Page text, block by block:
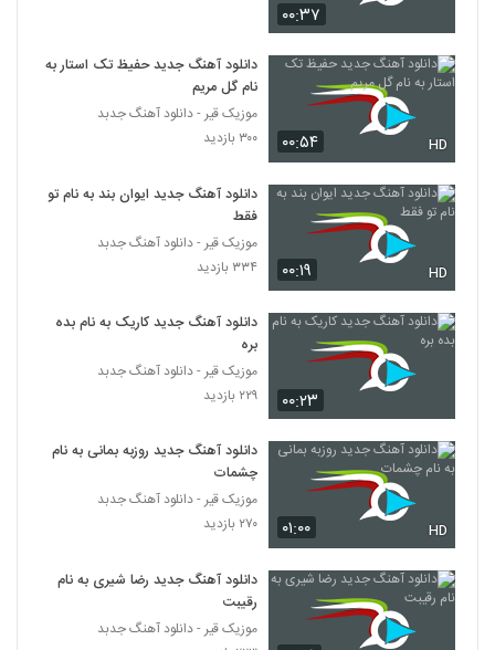
۰۰:۳۷
۰۰:۵۴ HD
دانلود آهنگ جدید حفیظ تک استار به
نام گل مریم
موزیک قیر - دانلود آهنگ جدبد
۳۰۰ بازدید
۰۰:۱۹ HD
دانلود آهنگ جدید ایوان بند به نام تو
فقط
موزیک قیر - دانلود آهنگ جدبد
۳۳۴ بازدید
۰۰:۲۳
دانلود آهنگ جدید کاریک به نام بده
بره
موزیک قیر - دانلود آهنگ جدبد
۲۲۹ بازدید
۰۱:۰۰ HD
دانلود آهنگ جدید روزبه بمانی به نام
چشمات
موزیک قیر - دانلود آهنگ جدبد
۲۷۰ بازدید
دانلود آهنگ جدید رضا شیری به نام
رقیبت
موزیک قیر - دانلود آهنگ جدبد